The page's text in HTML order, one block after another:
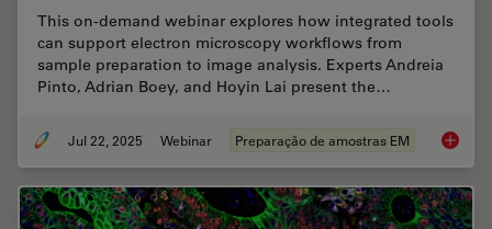
This on-demand webinar explores how integrated tools
can support electron microscopy workflows from
sample preparation to image analysis. Experts Andreia
Pinto, Adrian Boey, and Hoyin Lai present the…
Jul 22, 2025 Webinar Preparação de amostras EM